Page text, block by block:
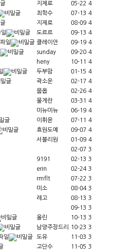
지제로 05-22 4
최학수 07-13 4
지제로 08-09 4
도르르 09-13 4
클레이안 09-19 4
sunday 09-20 4
heny 10-11 4
두부맘 01-15 4
곽소운 02-17 4
뭅옵 02-26 4
물게란 03-31 4
미뉴미뉴 06-19 4
이휘윤 07-11 4
효원도예 09-07 4
서블리원 01-09 4
02-07 3
9191 02-13 3
erin 02-24 3
rmflt 07-22 3
미소 08-04 3
레고 08-13 3
09-13 3
올린 10-13 3
남양주장드리 10-23 3
도유 11-03 3
고단수 11-05 3